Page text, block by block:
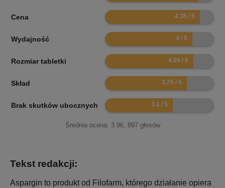
Cena 8.7
Wydajność 8
Rozmiar tabletki 8.1
Skład 7.5
Brak skutków ubocznych 6.2
Średnia ocena: 3.96, 897głosów
Tekst redakcji:
Aspargin to produkt od Filofarm, którego działanie opiera